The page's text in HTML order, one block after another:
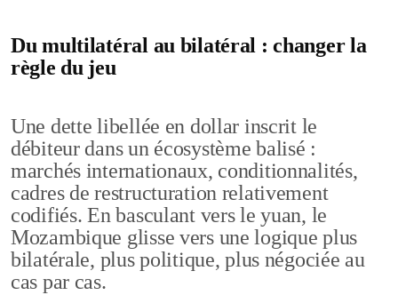
Du multilatéral au bilatéral : changer la
règle du jeu
Une dette libellée en dollar inscrit le
débiteur dans un écosystème balisé :
marchés internationaux, conditionnalités,
cadres de restructuration relativement
codifiés. En basculant vers le yuan, le
Mozambique glisse vers une logique plus
bilatérale, plus politique, plus négociée au
cas par cas.